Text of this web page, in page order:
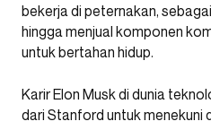
bekerja di peternakan,
hingga menjual komponen
untuk bertahan hidup.
Karir Elon Musk di dunia
dari Stanford untuk menekuni